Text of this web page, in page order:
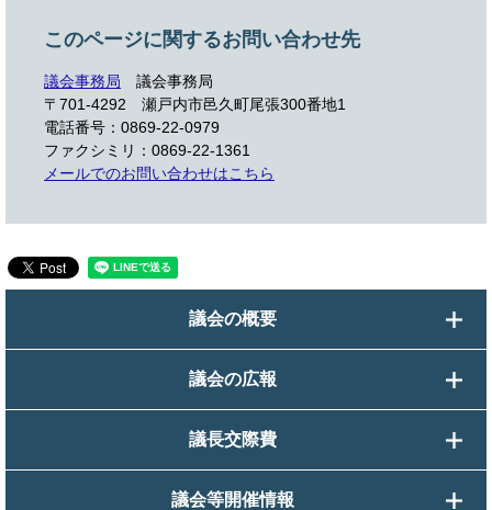
このページに関するお問い合わせ先
議会事務局
議会事務局
〒701-4292
瀬戸内市邑久町尾張300番地1
電話番号：0869-22-0979
ファクシミリ：0869-22-1361
メールでのお問い合わせはこちら
議会の概要
議会の広報
議長交際費
議会等開催情報